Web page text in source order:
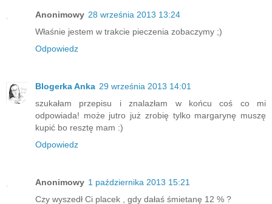
Anonimowy 28 września 2013 13:24
Właśnie jestem w trakcie pieczenia zobaczymy ;)
Odpowiedz
Blogerka Anka 29 września 2013 14:01
szukałam przepisu i znalazłam w końcu coś co mi
odpowiada! może jutro już zrobię tylko margarynę muszę
kupić bo resztę mam :)
Odpowiedz
Anonimowy 1 października 2013 15:21
Czy wyszedł Ci placek , gdy dałaś śmietanę 12 % ?